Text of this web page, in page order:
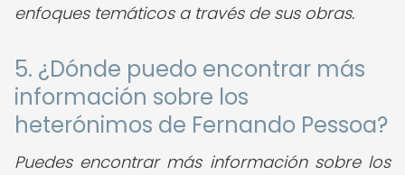
enfoques temáticos a través de sus obras.
5. ¿Dónde puedo encontrar más
información sobre los
heterónimos de Fernando Pessoa?
Puedes encontrar más información sobre los